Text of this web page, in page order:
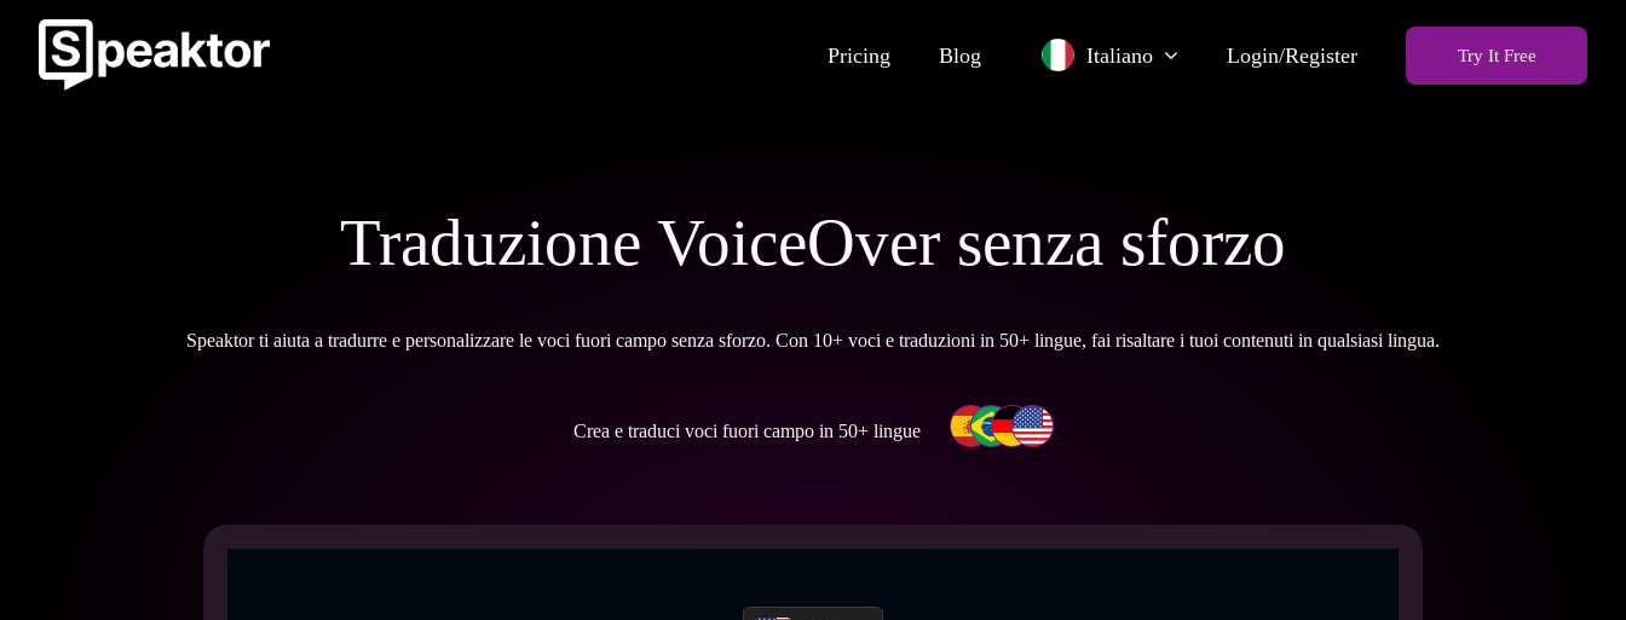
Pricing Blog Italiano Login/Register Try It Free
Traduzione VoiceOver senza sforzo
Speaktor ti aiuta a tradurre e personalizzare le voci fuori campo senza sforzo. Con 10+ voci e traduzioni in 50+ lingue, fai risaltare i tuoi contenuti in qualsiasi lingua.
Crea e traduci voci fuori campo in 50+ lingue